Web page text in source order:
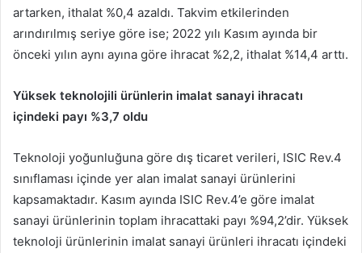
artarken, ithalat %0,4 azaldı. Takvim etkilerinden
arındırılmış seriye göre ise; 2022 yılı Kasım ayında bir
önceki yılın aynı ayına göre ihracat %2,2, ithalat %14,4 arttı.
Yüksek teknolojili ürünlerin imalat sanayi ihracatı
içindeki payı %3,7 oldu
Teknoloji yoğunluğuna göre dış ticaret verileri, ISIC Rev.4
sınıflaması içinde yer alan imalat sanayi ürünlerini
kapsamaktadır. Kasım ayında ISIC Rev.4’e göre imalat
sanayi ürünlerinin toplam ihracattaki payı %94,2’dir. Yüksek
teknoloji ürünlerinin imalat sanayi ürünleri ihracatı içindeki